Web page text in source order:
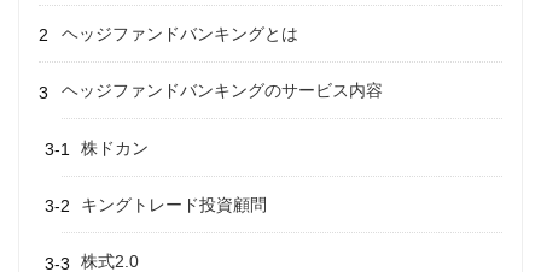
ヘッジファンドバンキングとは
ヘッジファンドバンキングのサービス内容
株ドカン
キングトレード投資顧問
株式2.0